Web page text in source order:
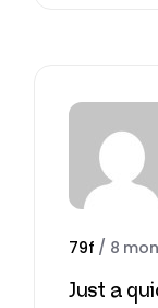
79f / 8
Just a